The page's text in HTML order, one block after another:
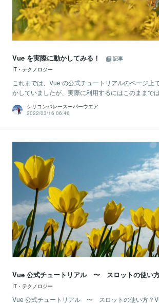
Vue を実際に動かしてみる！
記事
IT・テクノロジー
これまでは、Vue の公式チュートリアルのページ上
かしていましたが、実際に利用するにはこのままで
シリコンバレースーパーウエア
2022/03/16 06:46
Vue 公式チュートリアル 〜 スロットの使い
IT・テクノロジー
Vue 公式チュートリアル 〜 スロットの使い方？